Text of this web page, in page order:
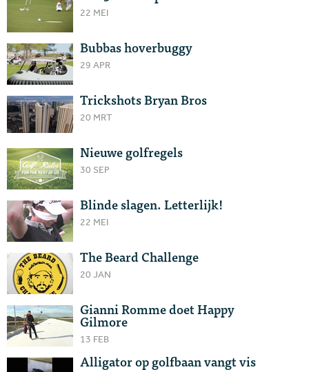
22 MEI
Bubbas hoverbuggy
29 APR
Trickshots Bryan Bros
20 MRT
Nieuwe golfregels
30 SEP
Blinde slagen. Letterlijk!
22 MEI
The Beard Challenge
20 JAN
Gianni Romme doet Happy
Gilmore
13 FEB
Alligator op golfbaan vangt vis